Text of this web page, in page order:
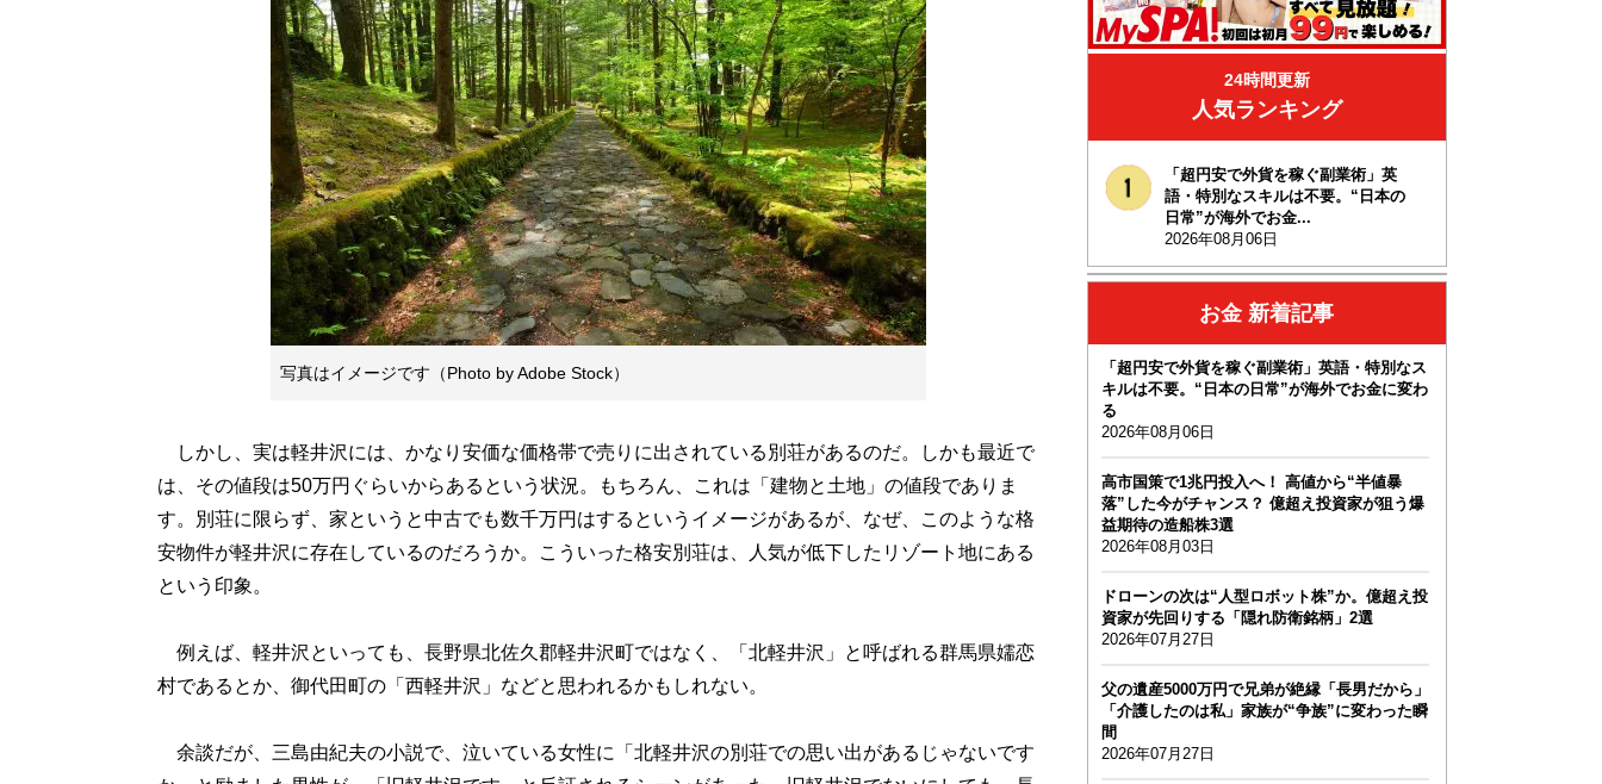
写真はイメージです（Photo by Adobe Stock）
しかし、実は軽井沢には、かなり安価な価格帯で売りに出されている別荘があるのだ。しかも最近で
は、その値段は50万円ぐらいからあるという状況。もちろん、これは「建物と土地」の値段でありま
す。別荘に限らず、家というと中古でも数千万円はするというイメージがあるが、なぜ、このような格
安物件が軽井沢に存在しているのだろうか。こういった格安別荘は、人気が低下したリゾート地にある
という印象。
例えば、軽井沢といっても、長野県北佐久郡軽井沢町ではなく、「北軽井沢」と呼ばれる群馬県嬬恋
村であるとか、御代田町の「西軽井沢」などと思われるかもしれない。
余談だが、三島由紀夫の小説で、泣いている女性に「北軽井沢の別荘での思い出があるじゃないです
24時間更新
人気ランキング
「超円安で外貨を稼ぐ副業術」英
語・特別なスキルは不要。“日本の
日常”が海外でお金...
2026年08月06日
お金 新着記事
「超円安で外貨を稼ぐ副業術」英語・特別なス
キルは不要。“日本の日常”が海外でお金に変わ
る
2026年08月06日
高市国策で1兆円投入へ！ 高値から“半値暴
落”した今がチャンス？ 億超え投資家が狙う爆
益期待の造船株3選
2026年08月03日
ドローンの次は“人型ロボット株”か。億超え投
資家が先回りする「隠れ防衛銘柄」2選
2026年07月27日
父の遺産5000万円で兄弟が絶縁「長男だから」
「介護したのは私」家族が“争族”に変わった瞬
間
2026年07月27日